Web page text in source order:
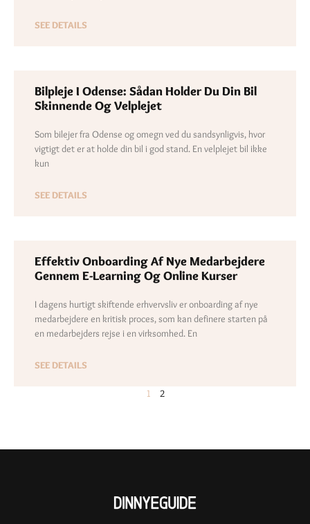
SEE DETAILS
Bilpleje I Odense: Sådan Holder Du Din Bil
Skinnende Og Velplejet
Som bilejer fra Odense og omegn ved du sandsynligvis, hvor
vigtigt det er at holde din bil i god stand. En velplejet bil ikke
kun
SEE DETAILS
Effektiv Onboarding Af Nye Medarbejdere
Gennem E-Learning Og Online Kurser
I dagens hurtigt skiftende erhvervsliv er onboarding af nye
medarbejdere en kritisk proces, som kan definere starten på
en medarbejders rejse i en virksomhed. En
SEE DETAILS
1 2